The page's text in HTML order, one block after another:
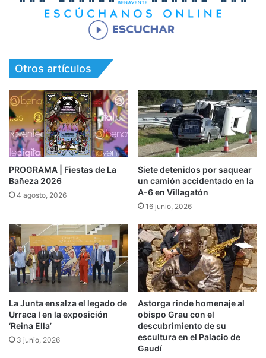
Otros artículos
PROGRAMA | Fiestas de La
Bañeza 2026
4 agosto, 2026
Siete detenidos por saquear
un camión accidentado en la
A-6 en Villagatón
16 junio, 2026
La Junta ensalza el legado de
Urraca I en la exposición
‘Reina Ella’
3 junio, 2026
Astorga rinde homenaje al
obispo Grau con el
descubrimiento de su
escultura en el Palacio de
Gaudí